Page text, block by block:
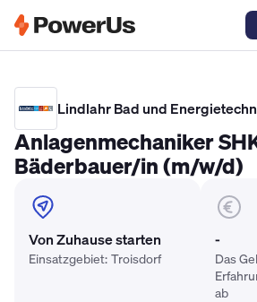
Lindlahr Bad und
Anlagenmechaniker
Bäderbauer/in (m/w/d)
Von Zuhause starten
Einsatzgebiet: Troisdorf
-
Das
ab